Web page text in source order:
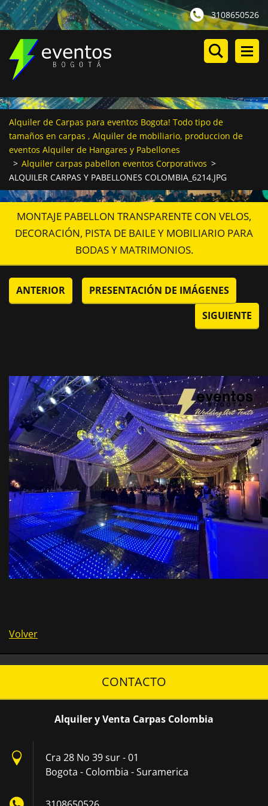
3108650526
Alquiler de Carpas para eventos Bogota! Todo tipo de
tamaños en carpas , Alquiler de mobiliario, produccion de
eventos Alquiler de Hangares y Pabellones
> Alquiler carpas pabellon eventos Corporativos >
ALQUILER CARPAS Y PABELLONES COLOMBIA_6214.JPG
MONTAJE PABELLON TRANSPARENTE CON VELOS,
DECORACIÓN, PISTA DE BAILE Y MOBILIARIO PARA
BODAS Y MATRIMONIOS.
ANTERIOR
PRESENTACIÓN DE IMÁGENES
SIGUIENTE
Volver
CONTACTO
Alquiler y Venta Carpas Colombia
Cra 28 No 39 sur - 01
Bogota - Colombia - Suramerica